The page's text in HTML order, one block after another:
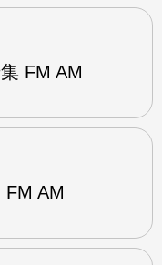
FM AM
FM AM